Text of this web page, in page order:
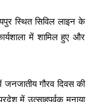
स्थित सिविल लाइन के
में शामिल हुए और
जनजातीय गौरव दिवस की
में उत्साहपूर्वक मनाया